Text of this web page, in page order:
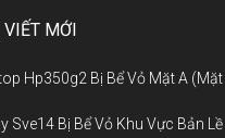
VIẾT MỚI
Hp350g2 Bị Bể Vỏ Mặt A
Sve14 Bị Bể Vỏ Khu Vực Bản Lề